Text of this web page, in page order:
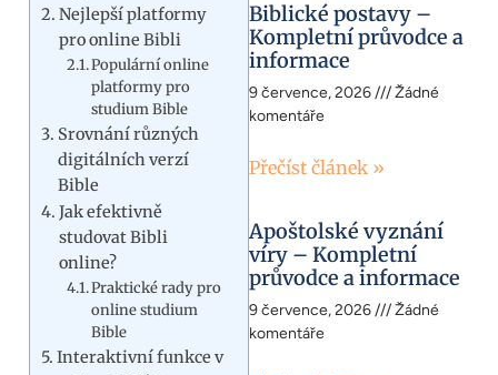
Nejlepší platformy
pro online Bibli
Populární online
platformy pro
studium Bible
Srovnání různých
digitálních verzí
Bible
Jak efektivně
studovat Bibli
online?
Praktické rady pro
online studium
Bible
Interaktivní funkce v
Biblické postavy –
Kompletní průvodce a
informace
9 července, 2026
Žádné
komentáře
Přečíst článek »
Apoštolské vyznání
víry – Kompletní
průvodce a informace
9 července, 2026
Žádné
komentáře